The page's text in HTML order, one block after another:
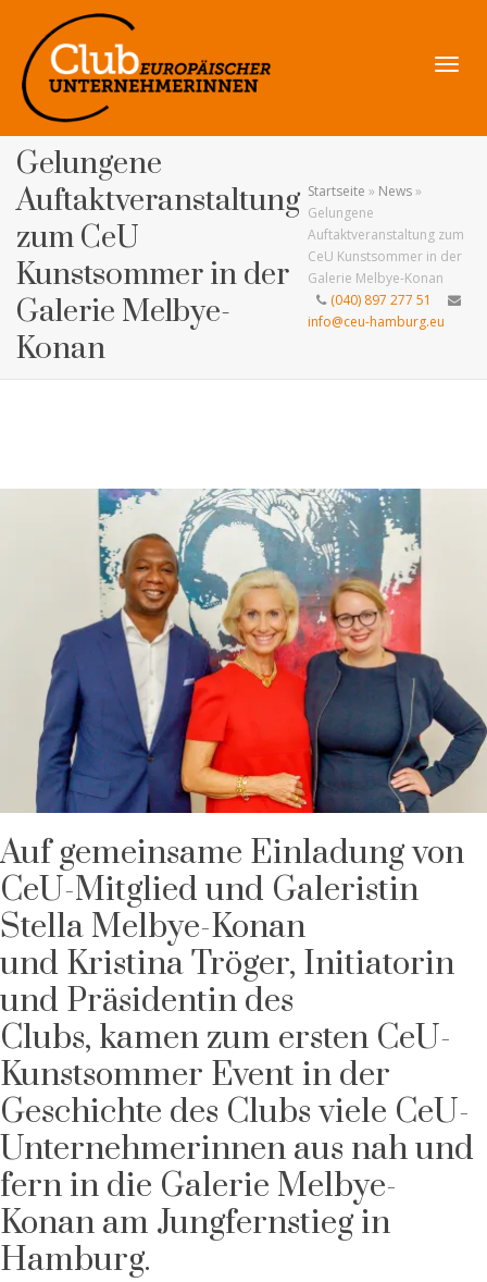
Gelungene
Auftaktveranstaltung
zum CeU
Kunstsommer in der
Galerie Melbye-
Konan
Startseite » News»
Gelungene
Auftaktveranstaltung zum
CeU Kunstsommer in der
Galerie Melbye-Konan
(040) 897 277 51
info@ceu-hamburg.eu
Auf gemeinsame Einladung von
CeU-Mitglied und Galeristin
Stella Melbye-Konan
und Kristina Tröger, Initiatorin
und Präsidentin des
Clubs, kamen zum ersten CeU-
Kunstsommer Event in der
Geschichte des Clubs viele CeU-
Unternehmerinnen aus nah und
fern in die Galerie Melbye-
Konan am Jungfernstieg in
Hamburg.